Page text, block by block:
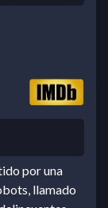
por una
llamado